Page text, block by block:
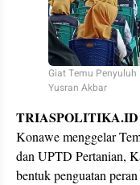
Giat Temu
Yusran Akbar
TRIASPOLITIKA.ID
Konawe menggelar
dan UPTD Pertanian,
bentuk penguatan